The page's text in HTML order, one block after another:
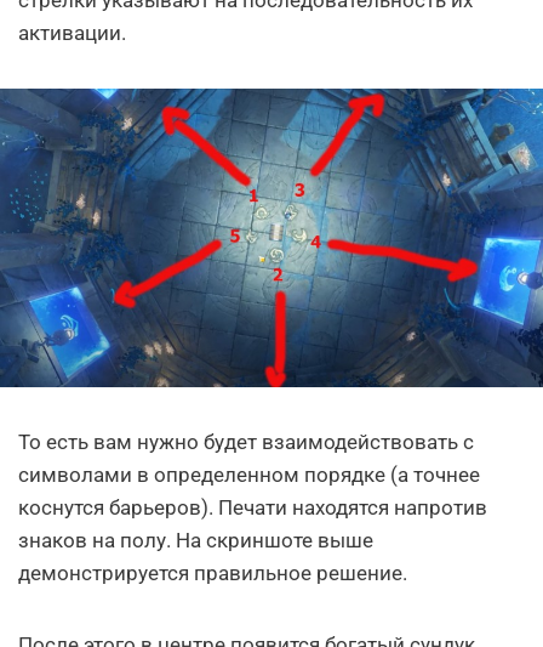
активации.
То есть вам нужно будет взаимодействовать с
символами в определенном порядке (а точнее
коснутся барьеров). Печати находятся напротив
знаков на полу. На скриншоте выше
демонстрируется правильное решение.